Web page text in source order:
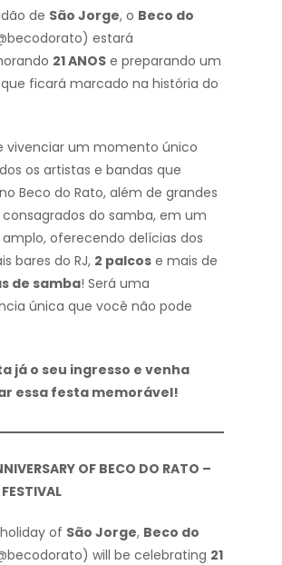
de São Jorge, o Beco do
estará
21 ANOS e preparando um
ficará marcado na história do
vivenciar um momento único
os artistas e bandas que
Beco do Rato, além de grandes
do samba, em um
oferecendo delícias dos
bares do RJ, 2 palcos e mais de
de samba! Será uma
única que você não pode
já o seu ingresso e venha
essa festa memorável!
OF BECO DO RATO –
of São Jorge, Beco do
will be celebrating 21